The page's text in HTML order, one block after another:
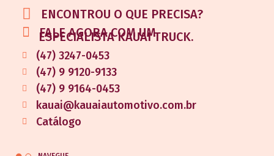
ENCONTROU O QUE PRECISA?
FALE AGORA COM UM
ESPECIALISTA KAUAI TRUCK.
(47) 3247-0453
(47) 9 9120-9133
(47) 9 9164-0453
kauai@kauaiautomotivo.com.br
Catálogo